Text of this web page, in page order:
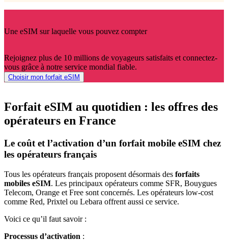
Une eSIM sur laquelle vous pouvez compter
Rejoignez plus de 10 millions de voyageurs satisfaits et connectez-
vous grâce à notre service mondial fiable.
Choisir mon forfait eSIM
Forfait eSIM au quotidien : les offres des
opérateurs en France
Le coût et l’activation d’un forfait mobile eSIM chez
les opérateurs français
Tous les opérateurs français proposent désormais des forfaits
mobiles eSIM. Les principaux opérateurs comme SFR, Bouygues
Telecom, Orange et Free sont concernés. Les opérateurs low-cost
comme Red, Prixtel ou Lebara offrent aussi ce service.
Voici ce qu’il faut savoir :
Processus d’activation :